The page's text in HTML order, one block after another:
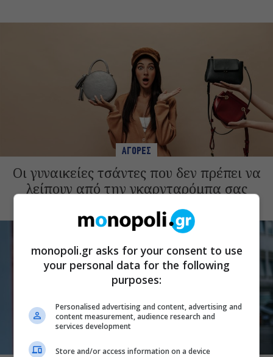
ΑΓΟΡΕΣ
Οι γυναικείες τσάντες που δεν πρέπει να
λείπουν από την γκαρνταρόμπα σας
ΑΓΟΡΕΣ
monopoli.gr asks for your consent to use
your personal data for the following
purposes:
Personalised advertising and content, advertising and
content measurement, audience research and
services development
Store and/or access information on a device